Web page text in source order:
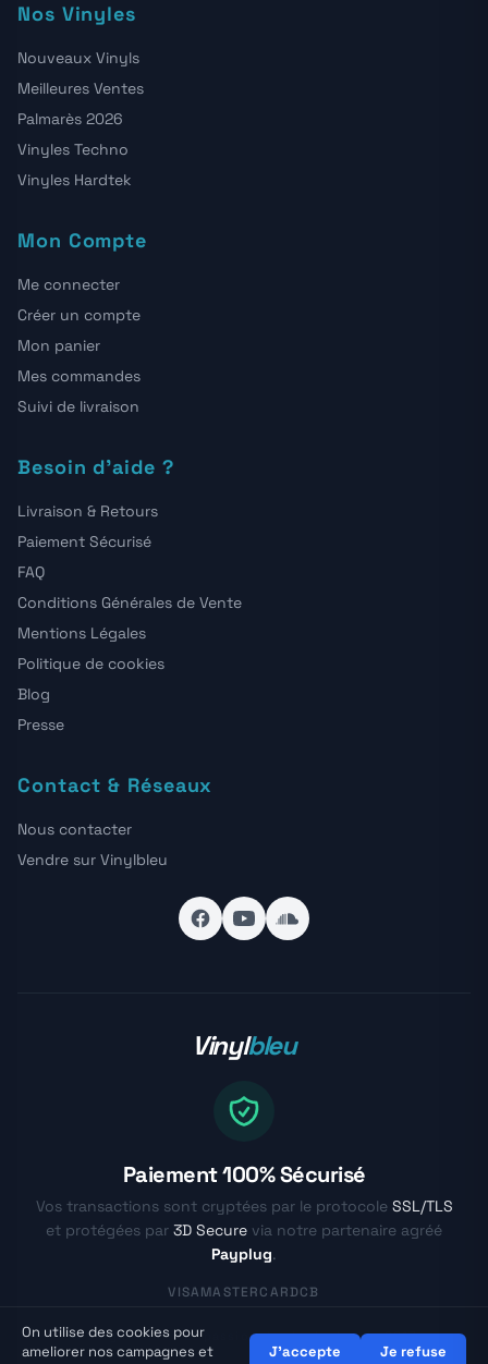
Nos Vinyles
Nouveaux Vinyls
Meilleures Ventes
Palmarès 2026
Vinyles Techno
Vinyles Hardtek
Mon Compte
Me connecter
Créer un compte
Mon panier
Mes commandes
Suivi de livraison
Besoin d'aide ?
Livraison & Retours
Paiement Sécurisé
FAQ
Conditions Générales de Vente
Mentions Légales
Politique de cookies
Blog
Presse
Contact & Réseaux
Nous contacter
Vendre sur Vinylbleu
Vinylbleu
Paiement 100% Sécurisé
Vos transactions sont cryptées par le protocole SSL/TLS
et protégées par 3D Secure via notre partenaire agréé
Payplug.
VISAMASTERCARDCB
© Vinylbleu.fr - La passion du vinyle depuis 2017
On utilise des cookies pour
ameliorer nos campagnes et
J'accepte Je refuse